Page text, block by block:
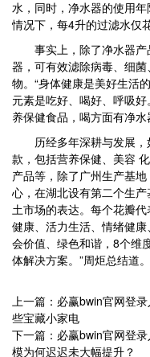
水，同时，净水器的使用
情况下，每4升的过滤水仅
事实上，除了净水器产
器，可有效滤除病毒、细
物。“身体健康是美好生活
元素是吃好、喝好、呼吸
养保健食品，喝方面有净水
历经多年深耕与发展，
款，包括营养保健、美容
产品等，除了广州生产基
心，在湖北设有第二个生
土市场的表达。每个花瓣
健康、活力生活、情绪健
会价值、绿色和谐，8个维
体解决方案。”周炬总结道。
上一篇：必赢bwin官网登
些宝藏小家电
下一篇：必赢bwin官网登
模为何迟迟未大幅提升？